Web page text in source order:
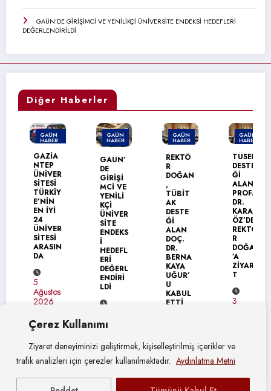
Çerez Kullanımı
Ziyaret deneyiminizi geliştirmek, kişiselleştirilmiş içerikler ve
trafik analizleri için çerezler kullanılmaktadır. Aydınlatma Metni
GAÜN’DE GİRİŞİMCİ VE YENİLİKÇİ ÜNİVERSİTE ENDEKSİ HEDEFLERİ
DEĞERLENDİRİLDİ
Diğer Haberler
GAÜN
HABER
MANŞET
GAZİA
NTEP
ÜNİVER
SİTESİ
TÜRKİY
E’NİN
EN İYİ
ÜNİVER
SİTESİ
ARASIN
Ağustos
2026
GAÜN
HABER
GAÜN’
GİRİŞİ
MCİ VE
YENİLİ
KÇİ
ÜNİVER
SİTE
ENDEKS
HEDEFL
DEĞERL
ENDİRİ
Ağustos
2026
GAÜN
HABER
REKTÖ
DOĞAN
TÜBİT
DESTE
ALAN
DOÇ.
DR.
BERNA
KAYA
UĞUR’
KABUL
ETTİ
2026
GAÜN
HABER
TÜSEB
DESTE
ALAN
PROF.
DR.
KARAG
ÖZ’DEN
REKTÖ
DOĞAN
ZİYARE